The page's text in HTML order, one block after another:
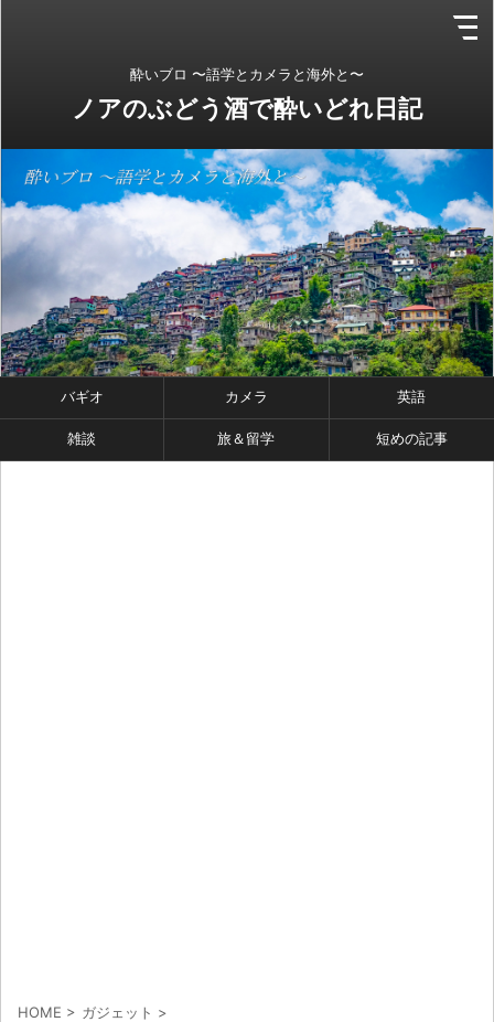
酔いブロ 〜語学とカメラと海外と〜
ノアのぶどう酒で酔いどれ日記
バギオ カメラ 英語
雑談 旅＆留学 短めの記事
HOME > ガジェット >